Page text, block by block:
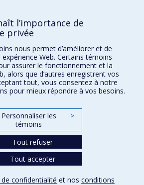
l’importance de
privée
nous permet d’améliorer et de
Web. Certains témoins
assurer le fonctionnement et la
alors que d’autres enregistrent vos
tout, vous consentez à notre
pour mieux répondre à vos besoins.
Personnaliser les
témoins
>
Tout refuser
Tout accepter
confidentialité et nos conditions